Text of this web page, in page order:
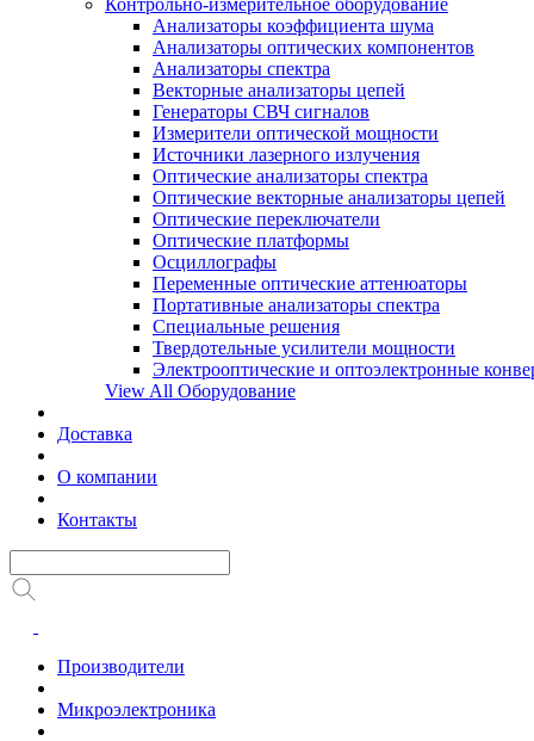
Контрольно-измерительное оборудование
Анализаторы коэффициента шума
Анализаторы оптических компонентов
Анализаторы спектра
Векторные анализаторы цепей
Генераторы СВЧ сигналов
Измерители оптической мощности
Источники лазерного излучения
Оптические анализаторы спектра
Оптические векторные анализаторы цепей
Оптические переключатели
Оптические платформы
Осциллографы
Переменные оптические аттенюаторы
Портативные анализаторы спектра
Специальные решения
Твердотельные усилители мощности
Электрооптические и оптоэлектронные
View All Оборудование
Доставка
О компании
Контакты
Производители
Микроэлектроника